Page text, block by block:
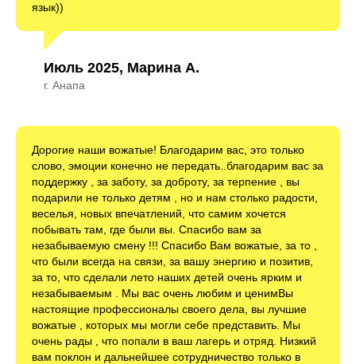
язык))
Июль 2025, Марина А.
г. Анапа
Дорогие наши вожатые! Благодарим вас, это только
слово, эмоции конечно не передать..благодарим вас за
поддержку , за заботу, за доброту, за терпение , вы
подарили не только детям , но и нам столько радости,
веселья, новых впечатлений, что самим хочется
побывать там, где были вы. Спасибо вам за
незабываемую смену !!! Спасибо Вам вожатые, за то ,
что были всегда на связи, за вашу энергию и позитив,
за то, что сделали лето наших детей очень ярким и
незабываемым . Мы вас очень любим и ценимВы
настоящие профессионалы своего дела, вы лучшие
вожатые , которых мы могли себе представить. Мы
очень рады , что попали в ваш лагерь и отряд. Низкий
вам поклон и дальнейшее сотрудничество только в